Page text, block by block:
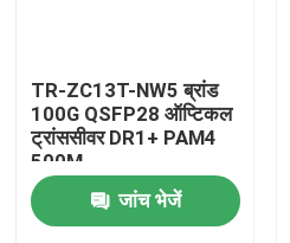
घर
TR-ZC13T-NW5 ब्रांड
100G QSFP28 ऑप्टिकल
ट्रांससीवर DR1+ PAM4
500M
जांच भेजें